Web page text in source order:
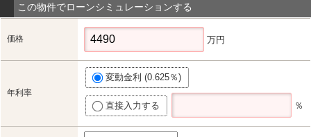
この物件でローンシミュレーションする
価格 万円
年利率
変動金利 (0.625％)
直接入力する ％